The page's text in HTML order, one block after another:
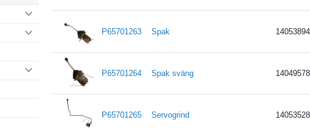
P65701263 Spak 14053894
P65701264 Spak sväng 14049578
P65701265 Servogrind 14053528